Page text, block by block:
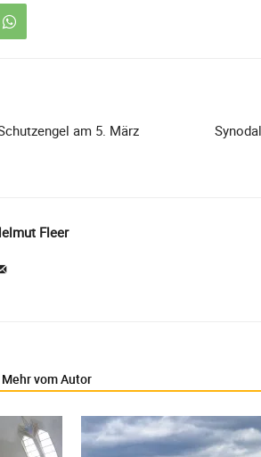
am 5. März
Fleer
Mehr vom Autor